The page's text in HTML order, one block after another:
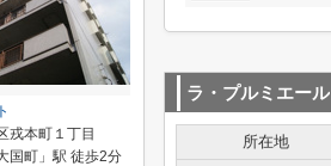
ラ・プルミエール
所在地
戎本町１丁目
国町」駅 徒歩2分